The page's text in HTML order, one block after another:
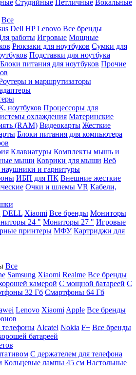
Студийные Петличные Вокальные
Все
Dell HP Lenovo Все бренды
работы Игровые Мощные
Рюкзаки для ноутбуков Сумки для
Подставки для ноутбука
Блоки питания для ноутбуков Прочие
и маршрутизаторы
ноутбуков Процессоры для
охлаждения Материнские
(RAM) Видеокарты Жесткие
Блоки питания для компьютера
Клавиатуры Комплекты мышь и
мыши Коврики для мыши Веб
и гарнитуры
ИБП для ПК Внешние жесткие
Очки и шлемы VR Кабели,
DELL Xiaomi Все бренды Мониторы
24 " Мониторы 27 " Игровые
принтеры МФУ Картриджи для
Все
Samsung Xiaomi Realme Все бренды
камерой С мощной батареей С
32 Гб Смартфоны 64 Гб
Lenovo Xiaomi Apple Все бренды
Alcatel Nokia F+ Все бренды
батареей
C держателем для телефона
Кольцевые лампы 45 см Настольные